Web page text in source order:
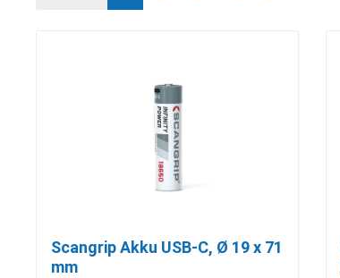
Scangrip Akku USB-C, Ø 19 x 71
mm